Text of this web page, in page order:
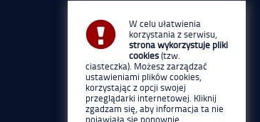
W celu ułatwienia
korzystania z serwisu,
strona wykorzystuje pliki
cookies(tzw.
ciasteczka). Możesz zarządzać
ustawieniami plików cookies,
korzystając z opcji swojej
przeglądarki internetowej. Kliknij
zgadzam się, aby informacja ta nie
pojawiała się ponownie.